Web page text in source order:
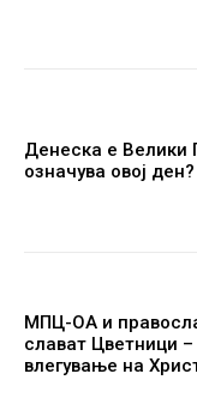
Денеска е Велики
означува овој ден?
МПЦ-ОА и
слават Цветници
влегување на